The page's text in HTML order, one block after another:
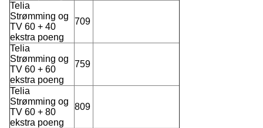
Telia
Strømming og
TV 60 + 40
ekstra poeng
709
Telia
Strømming og
TV 60 + 60
ekstra poeng
759
Telia
Strømming og
TV 60 + 80
ekstra poeng
809